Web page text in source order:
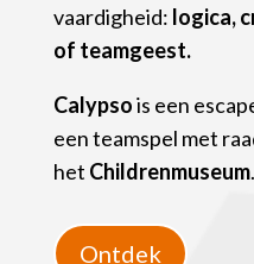
vaardigheid: logica,
of teamgeest.
Calypsois een
een teamspel met
het Childrenmuseum.
Ontdek